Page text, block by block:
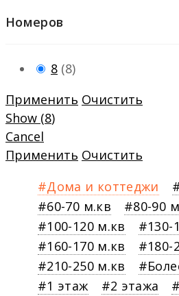
Номеров
8 (8)
Применить Очистить
Show (8)
Cancel
Применить Очистить
Дома и коттеджи
60-70 м.кв
80-90
100-120 м.кв
130-
160-170 м.кв
180-
210-250 м.кв
1 этаж
2 этажа